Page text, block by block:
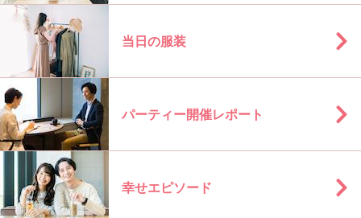
当日の服装
パーティー開催レポート
幸せエピソード